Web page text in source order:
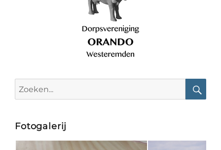
for:
Fotogalerij